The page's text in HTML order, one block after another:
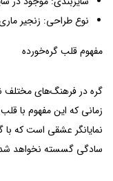
نوع طراحی: زنجیر
مفهوم قلب گره‌خورده
گره در فرهنگ‌های مختلف
زمانی که این مفهوم با
نمایانگر عشقی است که
سادگی گسسته نخواهد